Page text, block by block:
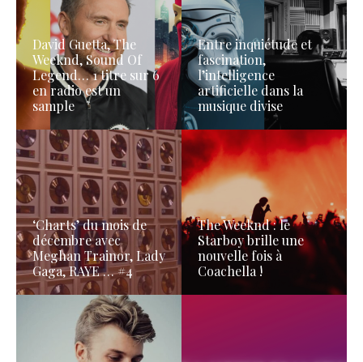
David Guetta, The
Weeknd, Sound Of
Legend… 1 titre sur 6
en radio est un
sample
Entre inquiétude et
fascination,
l’intelligence
artificielle dans la
musique divise
‘Charts’ du mois de
décembre avec
Meghan Trainor, Lady
Gaga, RAYE … #4
The Weeknd : le
Starboy brille une
nouvelle fois à
Coachella !